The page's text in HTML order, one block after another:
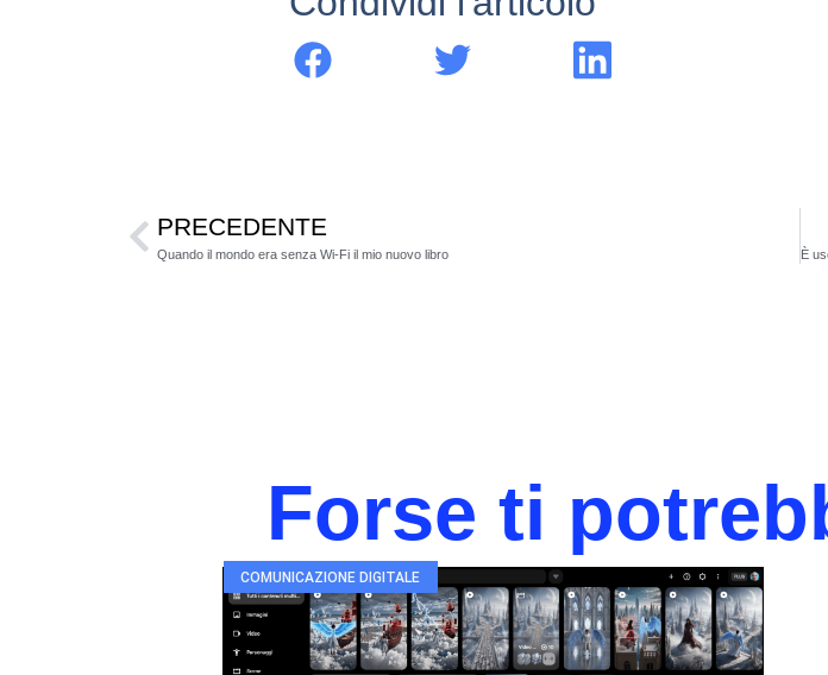
PRECEDENTE
Quando il mondo era senza Wi-Fi il mio nuovo libro
Forse ti
COMUNICAZIONE DIGITALE